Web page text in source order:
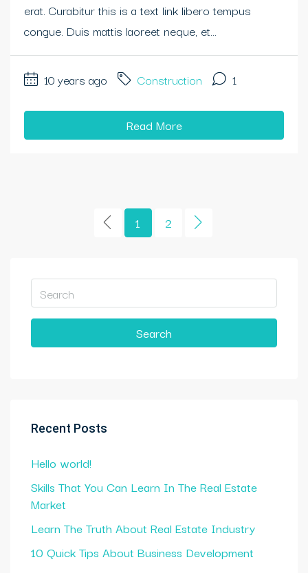
erat. Curabitur this is a text link libero tempus
congue. Duis mattis laoreet neque, et...
10 years ago Construction 1
Read More
1 2
Search
Recent Posts
Hello world!
Skills That You Can Learn In The Real Estate
Market
Learn The Truth About Real Estate Industry
10 Quick Tips About Business Development